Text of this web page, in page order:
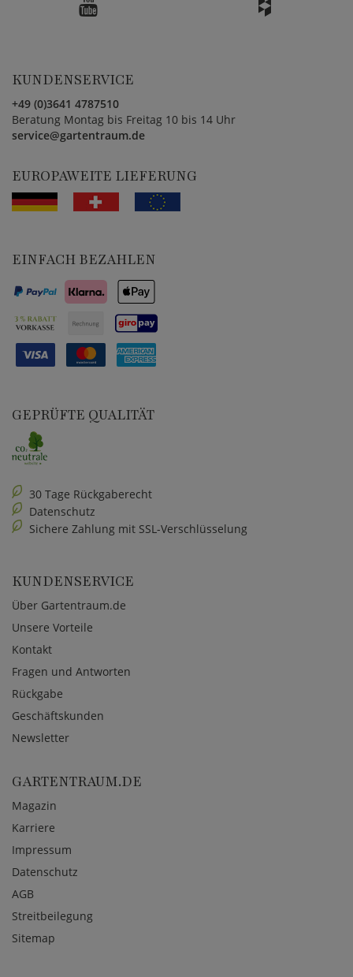
KUNDENSERVICE
+49 (0)3641 4787510
Beratung Montag bis Freitag 10 bis 14 Uhr
service@gartentraum.de
EUROPAWEITE LIEFERUNG
EINFACH BEZAHLEN
GEPRÜFTE QUALITÄT
30 Tage Rückgaberecht
Datenschutz
Sichere Zahlung mit SSL-Verschlüsselung
KUNDENSERVICE
Über Gartentraum.de
Unsere Vorteile
Kontakt
Fragen und Antworten
Rückgabe
Geschäftskunden
Newsletter
GARTENTRAUM.DE
Magazin
Karriere
Impressum
Datenschutz
AGB
Streitbeilegung
Sitemap